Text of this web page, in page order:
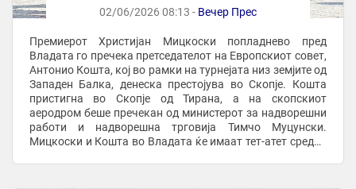
02/06/2026 08:13 - Вечер Прес
Премиерот Христијан Мицкоски попладнево пред
Владата го пречека претседателот на Европскиот совет,
Антонио Кошта, кој во рамки на турнејата низ земјите од
Западен Балка, денеска престојува во Скопје. Кошта
пристигна во Скопје од Тирана, а на скопскиот
аеродром беше пречекан од министерот за надворешни
работи и надворешна трговија Тимчо Муцунски.
Мицкоски и Кошта во Владата ќе имаат тет-атет средба